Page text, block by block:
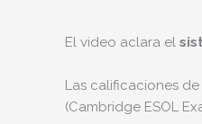
El video aclara el
Las calificaciones
(Cambridge ESOL